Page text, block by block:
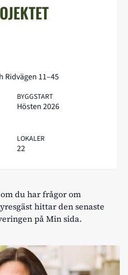
Ridvägen 11–45
BYGGSTART
Hösten 2026
LOKALER
22
du har frågor om
hittar den senaste
påMin sida.